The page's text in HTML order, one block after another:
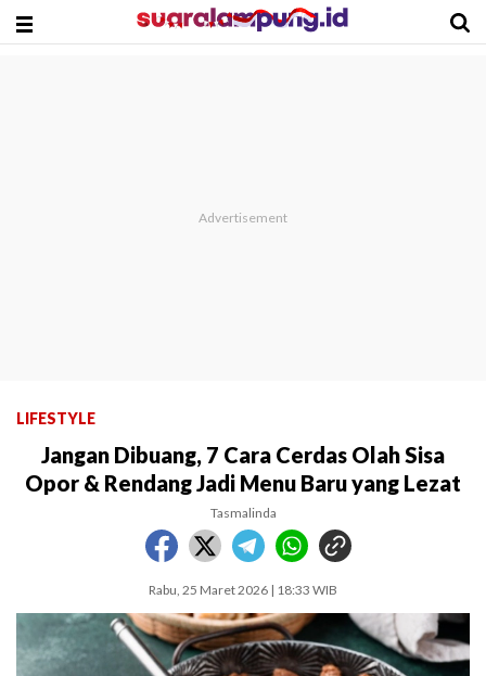
LIFESTYLE
Jangan Dibuang, 7 Cara Cerdas Olah Sisa
Opor & Rendang Jadi Menu Baru yang Lezat
Tasmalinda
Rabu, 25 Maret 2026 | 18:33 WIB